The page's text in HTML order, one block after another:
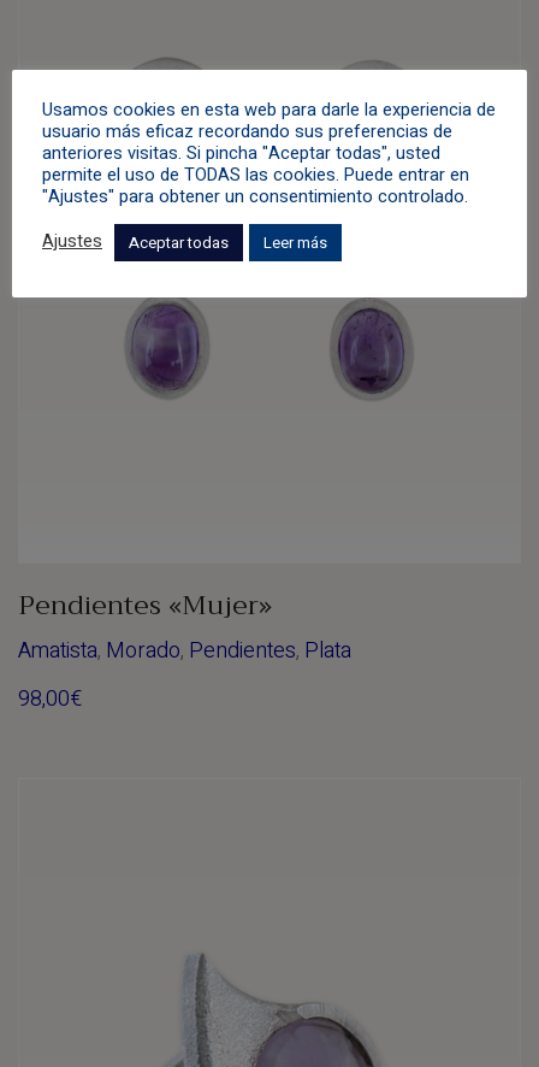
Pendientes «Mujer»
Amatista, Morado, Pendientes, Plata
98,00€
Usamos cookies en esta web para darle la experiencia de
usuario más eficaz recordando sus preferencias de
anteriores visitas. Si pincha "Aceptar todas", usted
permite el uso de TODAS las cookies. Puede entrar en
"Ajustes" para obtener un consentimiento controlado.
Ajustes
Aceptar todas Leer más